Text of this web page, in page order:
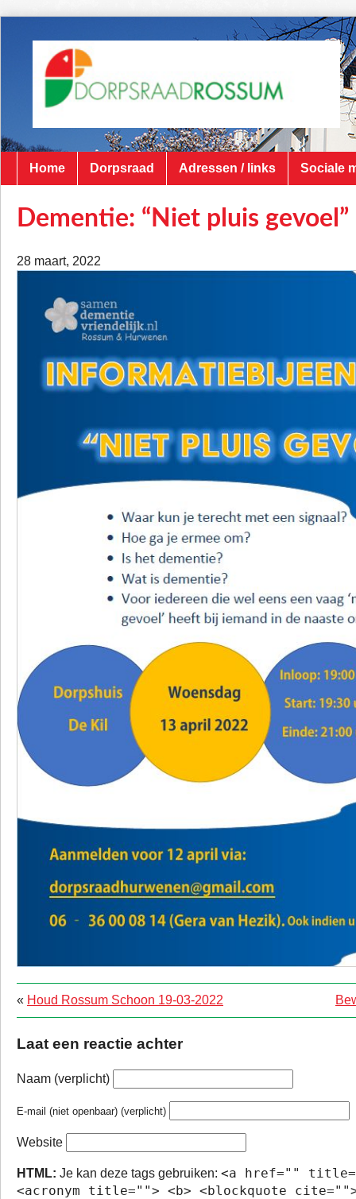
Home Dorpsraad Adressen / links Sociale
Dementie: “Niet pluis gevoel”
28 maart, 2022
« Houd Rossum Schoon 19-03-2022
Laat een reactie achter
Naam (verplicht)
E-mail (niet openbaar) (verplicht)
Website
HTML: Je kan deze tags gebruiken: <a href=""
<acronym title=""> <b> <blockquote